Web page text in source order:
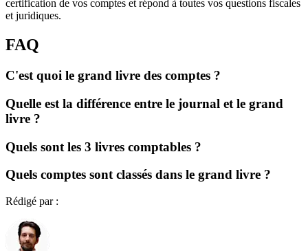
certification de vos comptes et répond à toutes vos questions fiscales
et juridiques.
FAQ
C'est quoi le grand livre des comptes ?
Quelle est la différence entre le journal et le grand
livre ?
Quels sont les 3 livres comptables ?
Quels comptes sont classés dans le grand livre ?
Rédigé par :